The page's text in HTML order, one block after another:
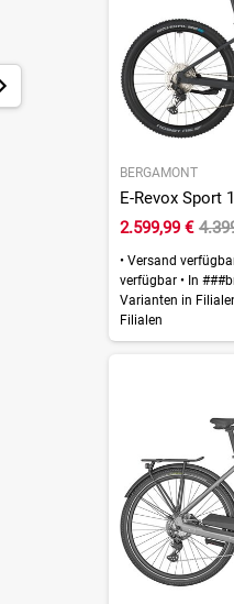
BERGAMONT
2.599,99 €
•Versand
verfügbar •In
Varianten in
Filialen